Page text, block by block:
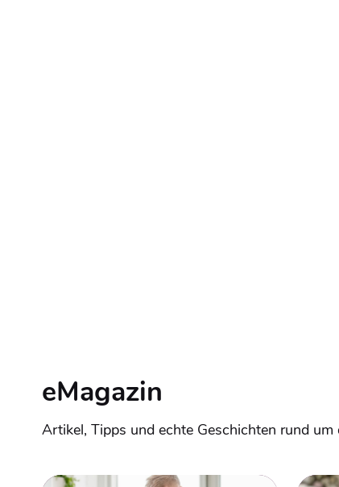
eMagazin
Artikel, Tipps und echte Geschichten rund